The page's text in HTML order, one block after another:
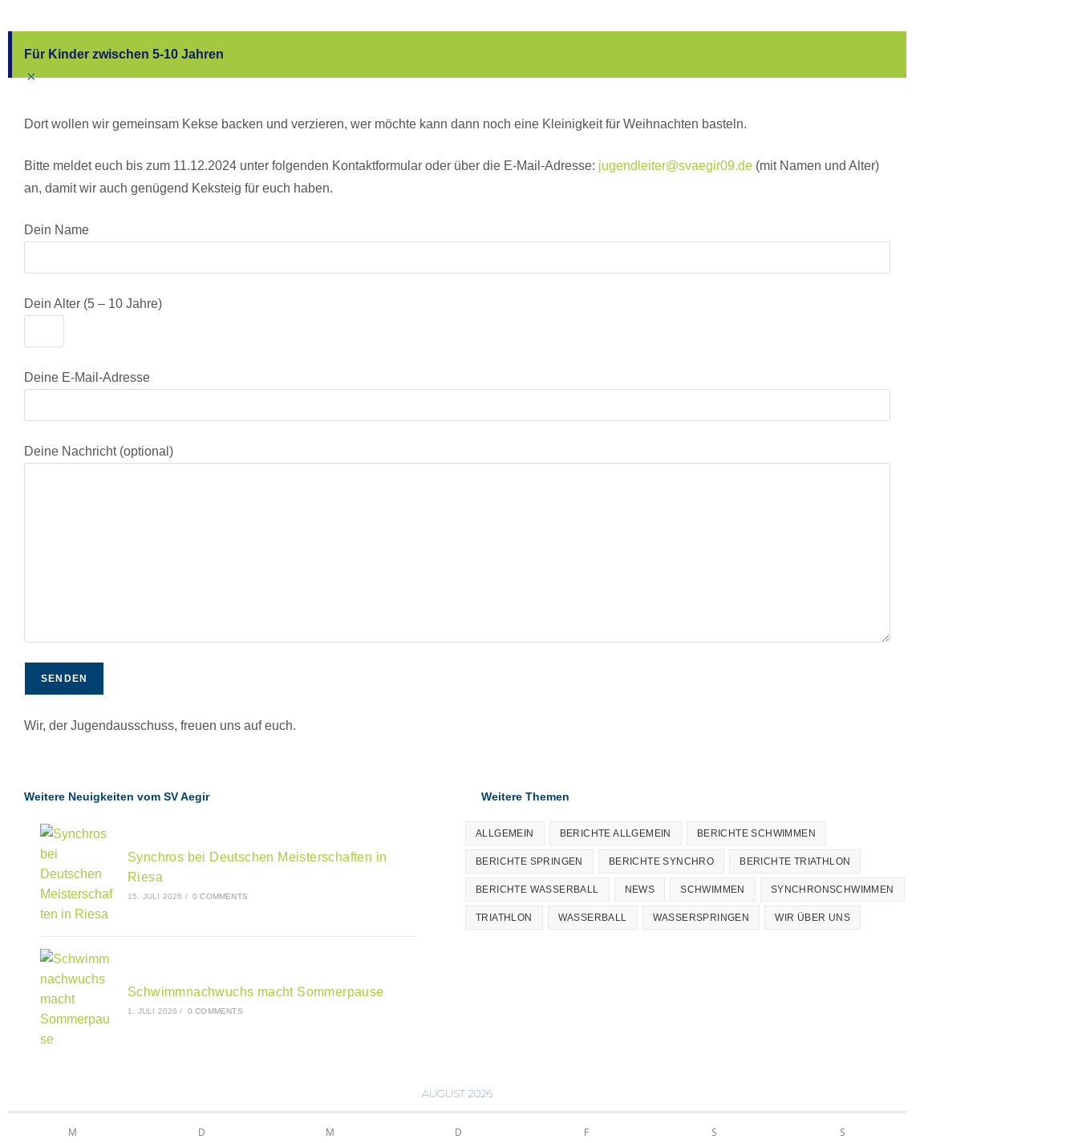
Für Kinder zwischen 5-10 Jahren
×
Dort wollen wir gemeinsam Kekse backen und verzieren, wer möchte kann dann noch eine Kleinigkeit für Weihnachten basteln.
Bitte meldet euch bis zum 11.12.2024 unter folgenden Kontaktformular oder über die E-Mail-Adresse: jugendleiter@svaegir09.de (mit Namen und Alter)
an, damit wir auch genügend Keksteig für euch haben.
Dein Name
Dein Alter (5 – 10 Jahre)
Deine E-Mail-Adresse
Deine Nachricht (optional)
Wir, der Jugendausschuss, freuen uns auf euch.
Weitere Neuigkeiten vom SV Aegir
Synchros bei Deutschen Meisterschaften in
Riesa
15. JULI 2026 / 0 COMMENTS
Schwimmnachwuchs macht Sommerpause
1. JULI 2026 / 0 COMMENTS
Weitere Themen
ALLGEMEIN BERICHTE ALLGEMEIN BERICHTE SCHWIMMEN
BERICHTE SPRINGEN BERICHTE SYNCHRO BERICHTE TRIATHLON
BERICHTE WASSERBALL NEWS SCHWIMMEN SYNCHRONSCHWIMMEN
TRIATHLON WASSERBALL WASSERSPRINGEN WIR ÜBER UNS
AUGUST 2026
M D M D F S S